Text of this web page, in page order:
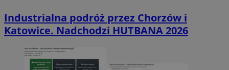
Industrialna podróż przez Chorzów i
Katowice. Nadchodzi HUTBANA 2026